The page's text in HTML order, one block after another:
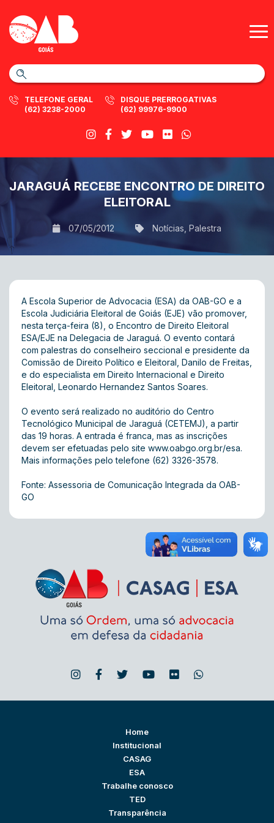
TELEFONE GERAL
(62) 3238-2000
DISQUE PRERROGATIVAS
(62) 99976-9900
JARAGUÁ RECEBE ENCONTRO DE DIREITO
ELEITORAL
07/05/2012 Notícias Palestra
A Escola Superior de Advocacia (ESA) da OAB-GO e a
Escola Judiciária Eleitoral de Goiás (EJE) vão promover,
nesta terça-feira (8), o Encontro de Direito Eleitoral
ESA/EJE na Delegacia de Jaraguá. O evento contará
com palestras do conselheiro seccional e presidente da
Comissão de Direito Político e Eleitoral, Danilo de Freitas,
e do especialista em Direito Internacional e Direito
Eleitoral, Leonardo Hernandez Santos Soares.
O evento será realizado no auditório do Centro
Tecnológico Municipal de Jaraguá (CETEMJ), a partir
das 19 horas. A entrada é franca, mas as inscrições
devem ser efetuadas pelo site www.oabgo.org.br/esa.
Mais informações pelo telefone (62) 3326-3578.
Fonte: Assessoria de Comunicação Integrada da OAB-
GO
Home
Institucional
CASAG
ESA
Trabalhe conosco
TED
Transparência